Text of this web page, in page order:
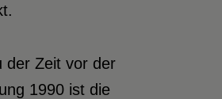
der Zeit vor der
1990 ist die